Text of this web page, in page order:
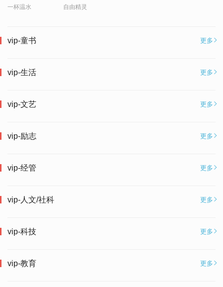
一杯温水 自由精灵
vip-童书 更多
vip-生活 更多
vip-文艺 更多
vip-励志 更多
vip-经管 更多
vip-人文/社科 更多
vip-科技 更多
vip-教育 更多